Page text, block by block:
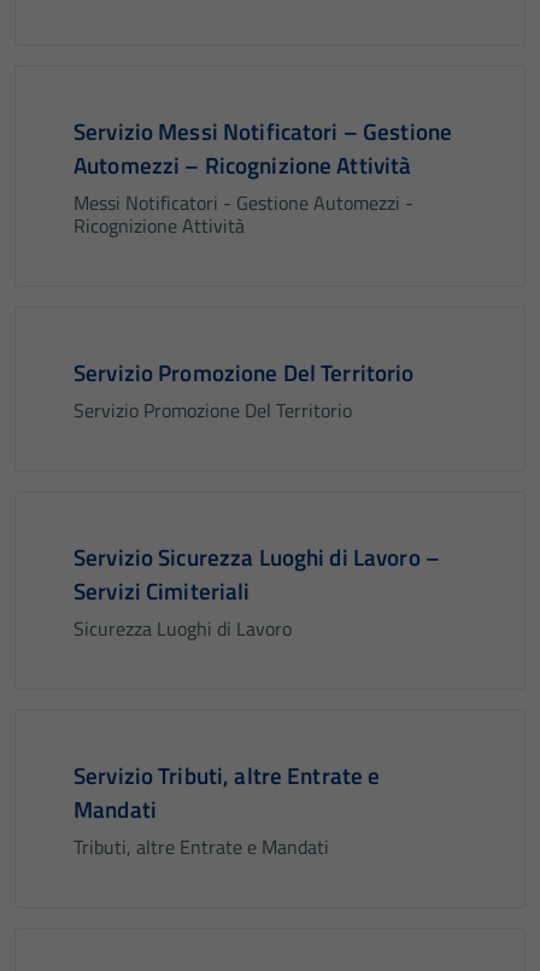
Servizio Messi Notificatori – Gestione
Automezzi – Ricognizione Attività
Messi Notificatori - Gestione Automezzi -
Ricognizione Attività
Servizio Promozione Del Territorio
Servizio Promozione Del Territorio
Servizio Sicurezza Luoghi di Lavoro –
Servizi Cimiteriali
Sicurezza Luoghi di Lavoro
Servizio Tributi, altre Entrate e
Mandati
Tributi, altre Entrate e Mandati